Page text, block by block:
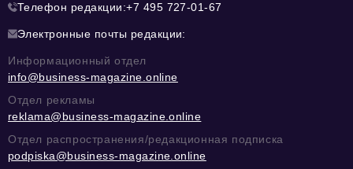
Телефон редакции:+7 495 727-01-67
Электронные почты редакции:
Информационный отдел
info@business-magazine.online
Отдел рекламы
reklama@business-magazine.online
Отдел распространения/редакционная подписка
podpiska@business-magazine.online